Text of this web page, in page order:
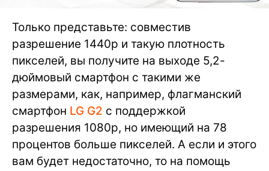
Только представьте: совместив
разрешение 1440p и такую плотность
пикселей, вы получите на выходе 5,2-
дюймовый смартфон с такими же
размерами, как, например, флагманский
смартфон LG G2 с поддержкой
разрешения 1080p, но имеющий на 78
процентов больше пикселей. А если и этого
вам будет недостаточно, то на помощь